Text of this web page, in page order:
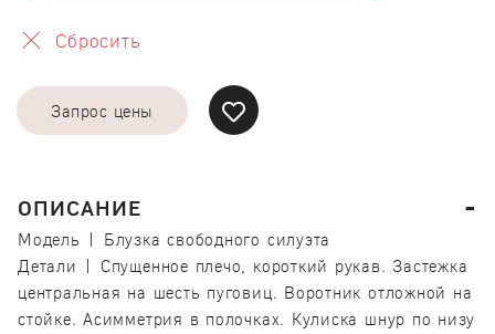
Сбросить
Запрос цены
ОПИСАНИЕ
Модель | Блузка свободного силуэта
Детали | Спущенное плечо, короткий рукав. Застежка
центральная на шесть пуговиц. Воротник отложной на
стойке. Асимметрия в полочках. Кулиска шнур по низу